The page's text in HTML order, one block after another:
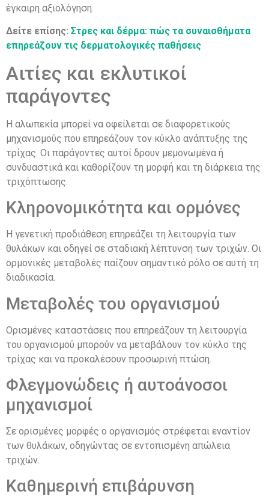
έγκαιρη αξιολόγηση.
Δείτε επίσης: Στρες και δέρμα: πώς τα συναισθήματα
επηρεάζουν τις δερματολογικές παθήσεις
Αιτίες και εκλυτικοί
παράγοντες
Η αλωπεκία μπορεί να οφείλεται σε διαφορετικούς
μηχανισμούς που επηρεάζουν τον κύκλο ανάπτυξης της
τρίχας. Οι παράγοντες αυτοί δρουν μεμονωμένα ή
συνδυαστικά και καθορίζουν τη μορφή και τη διάρκεια της
τριχόπτωσης.
Κληρονομικότητα και ορμόνες
Η γενετική προδιάθεση επηρεάζει τη λειτουργία των
θυλάκων και οδηγεί σε σταδιακή λέπτυνση των τριχών. Οι
ορμονικές μεταβολές παίζουν σημαντικό ρόλο σε αυτή τη
διαδικασία.
Μεταβολές του οργανισμού
Ορισμένες καταστάσεις που επηρεάζουν τη λειτουργία
του οργανισμού μπορούν να μεταβάλουν τον κύκλο της
τρίχας και να προκαλέσουν προσωρινή πτώση.
Φλεγμονώδεις ή αυτοάνοσοι
μηχανισμοί
Σε ορισμένες μορφές ο οργανισμός στρέφεται εναντίον
των θυλάκων, οδηγώντας σε εντοπισμένη απώλεια
τριχών.
Καθημερινή επιβάρυνση